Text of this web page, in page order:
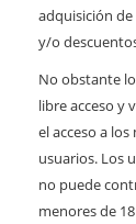
adquisición de
y/o
No obstante
libre acceso y
el acceso a
usuarios. Los
no puede
menores de